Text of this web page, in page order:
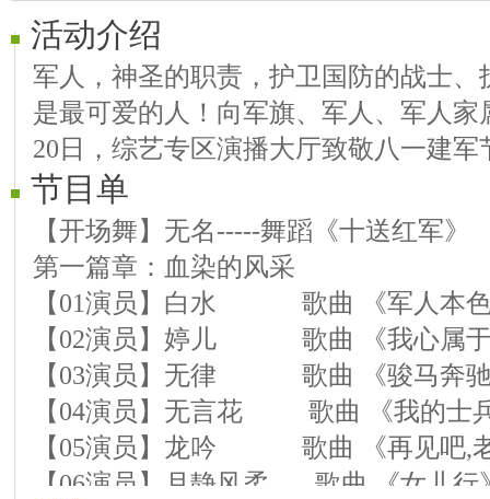
活动介绍
军人，神圣的职责，护卫国防的战士
是最可爱的人！向军旗、军人、军人
20日，综艺专区演播大厅致敬八一建军
节目单
【开场舞】无名-----舞蹈《十送红军》
第一篇章：血染的风采
【01演员】白水 歌曲 《军人本
【02演员】婷儿 歌曲 《我心属于
【03演员】无律 歌曲 《骏马奔驰
【04演员】无言花 歌曲 《我的士
【05演员】龙吟 歌曲 《再见吧,
【06演员】月静风柔 歌曲 《女儿行